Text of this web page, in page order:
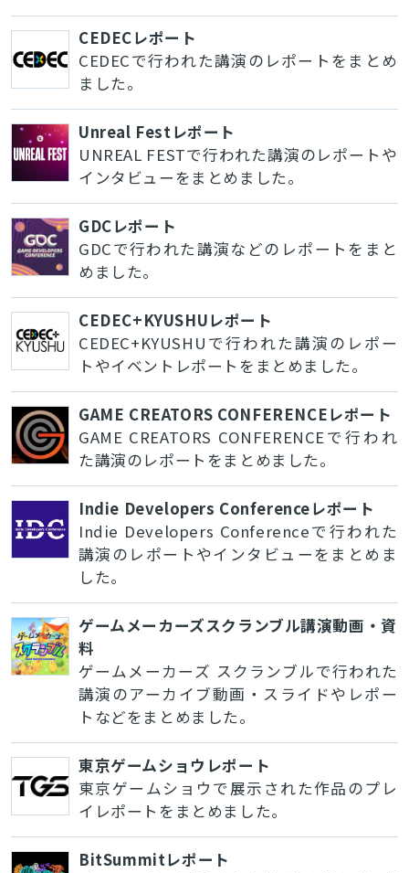
CEDECレポート
CEDECで行われた講演のレポートをまとめ
ました。
Unreal Festレポート
UNREAL FESTで行われた講演のレポートや
インタビューをまとめました。
GDCレポート
GDCで行われた講演などのレポートをまと
めました。
CEDEC+KYUSHUレポート
CEDEC+KYUSHUで行われた講演のレポー
トやイベントレポートをまとめました。
GAME CREATORS CONFERENCEレポート
GAME CREATORS CONFERENCEで行われ
た講演のレポートをまとめました。
Indie Developers Conferenceレポート
Indie Developers Conferenceで行われた
講演のレポートやインタビューをまとめま
した。
ゲームメーカーズスクランブル講演動画・資
料
ゲームメーカーズ スクランブルで行われた
講演のアーカイブ動画・スライドやレポー
トなどをまとめました。
東京ゲームショウレポート
東京ゲームショウで展示された作品のプレ
イレポートをまとめました。
BitSummitレポート